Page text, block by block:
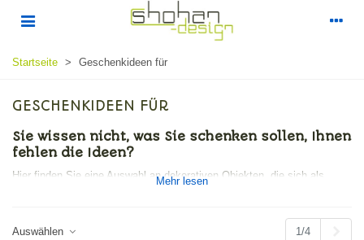
Startseite > Geschenkideen für
GESCHENKIDEEN FÜR
Sie wissen nicht, was Sie schenken sollen, Ihnen
fehlen die Ideen?
Hier finden Sie eine Auswahl an dekorativen Objekten, die sich als
Mehr lesen
Auswählen Zurück
2/4